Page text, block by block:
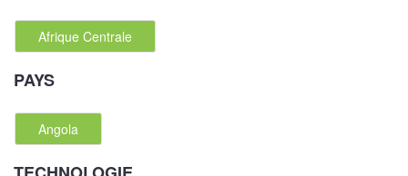
Afrique Centrale
PAYS
Angola